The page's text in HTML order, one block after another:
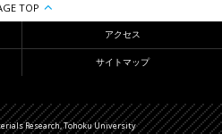
TOP
アクセス
サイトマップ
Research, Tohoku University